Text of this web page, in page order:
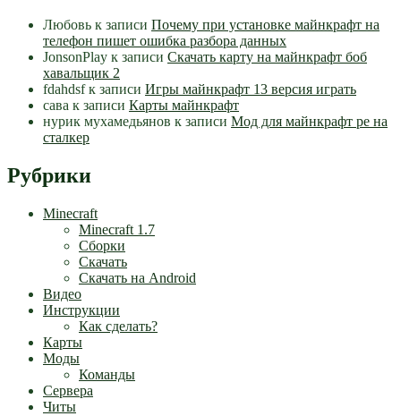
Любовь к записи Почему при установке майнкрафт на
телефон пишет ошибка разбора данных
JonsonPlay к записи Скачать карту на майнкрафт боб
хавальщик 2
fdahdsfк записи Игры майнкрафт 13 версия играть
сава к записи Карты майнкрафт
нурик мухамедьянов к записи Мод для майнкрафт pe на
сталкер
Рубрики
Minecraft
Minecraft 1.7
Сборки
Скачать
Скачать на Android
Видео
Инструкции
Как сделать?
Карты
Моды
Команды
Сервера
Читы